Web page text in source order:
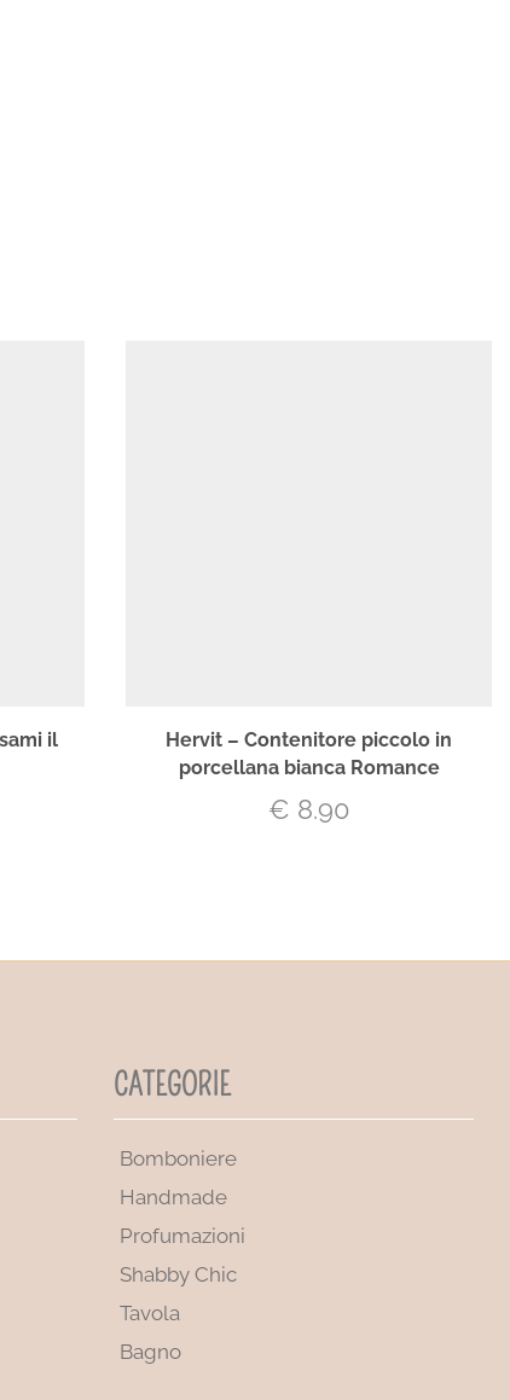
il
Hervit – Contenitore piccolo in
porcellana bianca Romance
€ 8.90
CATEGORIE
Bomboniere
Handmade
Profumazioni
Shabby Chic
Tavola
Bagno